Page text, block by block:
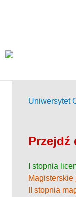
Uniwersytet
Przejdź
I stopnia
Magisterskie
II stopnia